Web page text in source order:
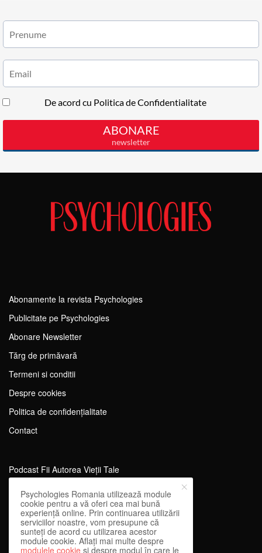
Abonamente la revista Psychologies
Publicitate pe Psychologies
Abonare Newsletter
Tărg de primăvară
Termeni si conditii
Despre cookies
Politica de confidențialitate
Contact
Podcast Fii Autorea Vieții Tale
Evenimente Fii Autoarea Vieții Tale!
SportEdu
Antrenament Mental pentru Sportivi
Learning Network
Psychologies Romania utilizează module
cookie pentru a vă oferi cea mai bună
experiență online. Prin continuarea utilizării
serviciilor noastre, vom presupune că
sunteți de acord cu utilizarea acestor
module cookie. Aflați mai multe despre
modulele cookie și despre modul în care le